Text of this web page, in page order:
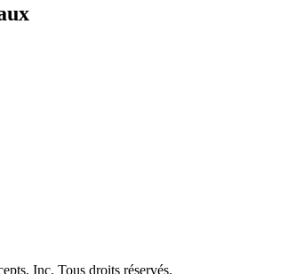
Inc. Tous droits réservés.